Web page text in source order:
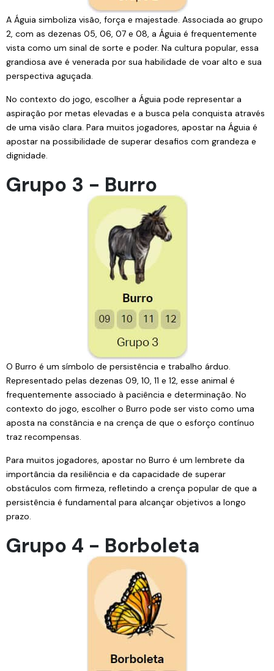
A Águia simboliza visão, força e majestade. Associada ao grupo
2, com as dezenas 05, 06, 07 e 08, a Águia é frequentemente
vista como um sinal de sorte e poder. Na cultura popular, essa
grandiosa ave é venerada por sua habilidade de voar alto e sua
perspectiva aguçada.
No contexto do jogo, escolher a Águia pode representar a
aspiração por metas elevadas e a busca pela conquista através
de uma visão clara. Para muitos jogadores, apostar na Águia é
apostar na possibilidade de superar desafios com grandeza e
dignidade.
Grupo 3 - Burro
O Burro é um símbolo de persistência e trabalho árduo.
Representado pelas dezenas 09, 10, 11 e 12, esse animal é
frequentemente associado à paciência e determinação. No
contexto do jogo, escolher o Burro pode ser visto como uma
aposta na constância e na crença de que o esforço contínuo
traz recompensas.
Para muitos jogadores, apostar no Burro é um lembrete da
importância da resiliência e da capacidade de superar
obstáculos com firmeza, refletindo a crença popular de que a
persistência é fundamental para alcançar objetivos a longo
prazo.
Grupo 4 - Borboleta